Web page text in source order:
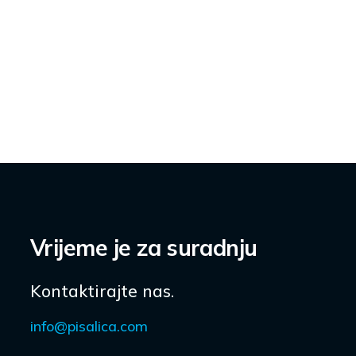
Vrijeme je za suradnju
Kontaktirajte nas.
info@pisalica.com